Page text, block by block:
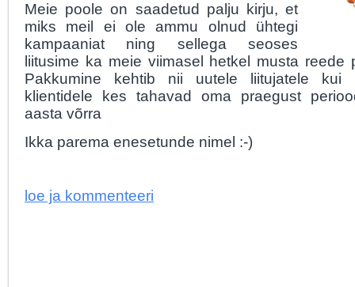
Meie poole on saadetud palju kirju, et
miks meil ei ole ammu olnud ühtegi
kampaaniat ning sellega seoses
liitusime ka meie viimasel hetkel musta reede
Pakkumine kehtib nii uutele liitujatele kui
klientidele kes tahavad oma praegust
aasta võrra
Ikka parema enesetunde nimel :-)
loe ja kommenteeri